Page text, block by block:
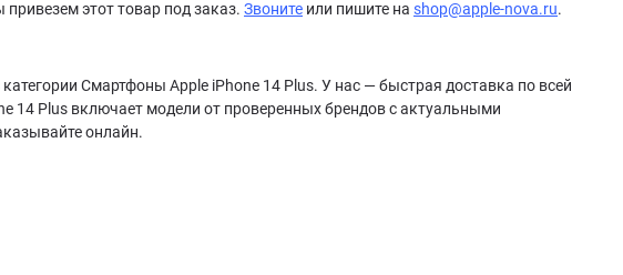
этот товар под заказ. Звоните или пишите на shop@apple-nova.ru.
Смартфоны Apple iPhone 14 Plus. У нас — быстрая доставка по всей
14 Plus включает модели от проверенных брендов с актуальными
онлайн.